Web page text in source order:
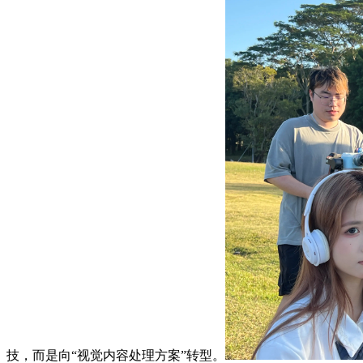
技，而是向“视觉内容处理方案”转型。